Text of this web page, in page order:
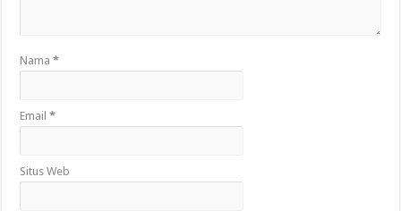
Nama*
Email*
Situs Web